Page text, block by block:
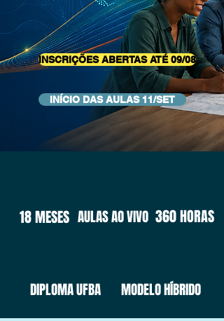
INSCRIÇÕES ABERTAS ATÉ 09/08
INÍCIO DAS AULAS 11/SET
18 MESES AULAS AO VIVO 360 HORAS
DIPLOMA UFBA MODELO HÍBRIDO